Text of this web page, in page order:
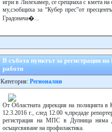
игри в Лилехамер, се срещнаха с кмета
му,сэобщиха за “Кубер прес”от
Градонача�...
В събота пунктът за регистрация
работи
Категория: Регионални
От Областната дирекция на полицията в
12.3.2016 г., след 12.00 ч,предаде
регистрация на МПС в Дупница няма
осъщесвяване на профилактика.